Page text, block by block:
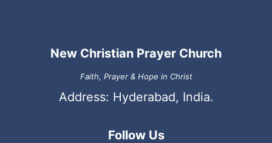
New Christian Prayer Church
Faith, Prayer & Hope in Christ
Address: Hyderabad, India.
Follow Us